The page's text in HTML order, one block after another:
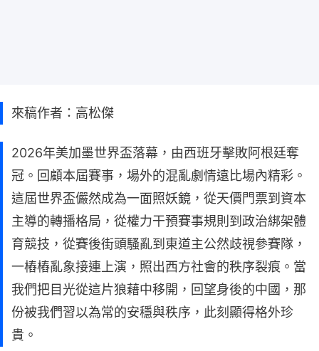
來稿作者：高松傑
2026年美加墨世界盃落幕，由西班牙擊敗阿根廷奪
冠。回顧本屆賽事，場外的混亂劇情遠比場內精彩。
這屆世界盃儼然成為一面照妖鏡，從天價門票到資本
主導的轉播格局，從權力干預賽事規則到政治綁架體
育競技，從賽後街頭騷亂到東道主公然歧視參賽隊，
一樁樁亂象接連上演，照出西方社會的秩序裂痕。當
我們把目光從這片狼藉中移開，回望身後的中國，那
份被我們習以為常的安穩與秩序，此刻顯得格外珍
貴。